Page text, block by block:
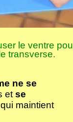
le ventre
transverse.
ne se
etse
maintient